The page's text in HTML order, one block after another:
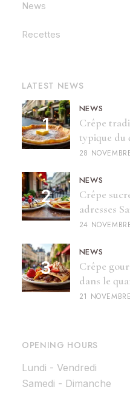
News
Recettes
LATEST NEWS
NEWS
Crêpe
typique du
28
NEWS
Crêpe
adresses
24
NEWS
Crêpe
dans le
21
OPENING HOURS
Lundi - Vendredi
Samedi - Dimanche